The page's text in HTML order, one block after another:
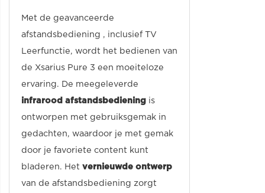
Met de geavanceerde
afstandsbediening , inclusief TV
Leerfunctie, wordt het bedienen van
de Xsarius Pure 3 een moeiteloze
ervaring. De meegeleverde
infrarood afstandsbediening is
ontworpen met gebruiksgemak in
gedachten, waardoor je met gemak
door je favoriete content kunt
bladeren. Het vernieuwde ontwerp
van de afstandsbediening zorgt